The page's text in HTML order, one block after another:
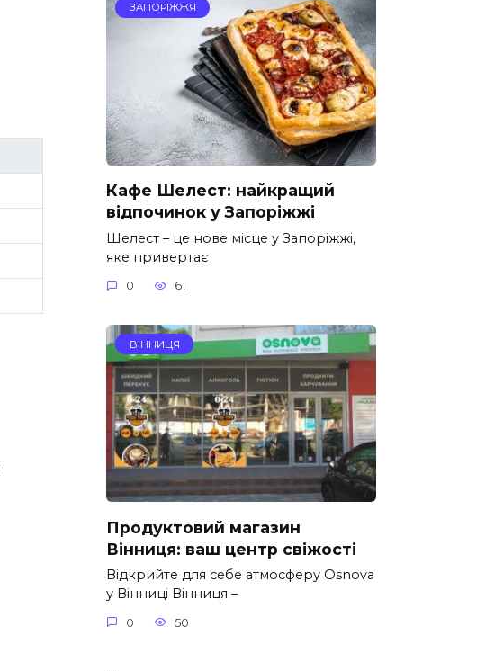
ЗАПОРІЖЖЯ
Кафе Шелест: найкращий
відпочинок у Запоріжжі
Шелест – це нове місце у Запоріжжі,
яке привертає
0 61
ВІННИЦЯ
Продуктовий магазин
Вінниця: ваш центр свіжості
Відкрийте для себе атмосферу Osnova
у Вінниці Вінниця –
0 50